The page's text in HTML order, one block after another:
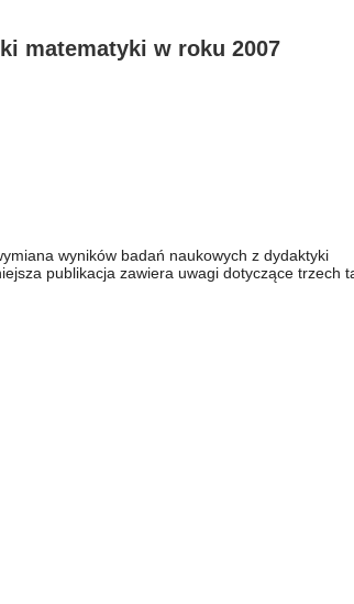
matematyki w roku 2007
wyników badań naukowych z dydaktyki
publikacja zawiera uwagi dotyczące trzech